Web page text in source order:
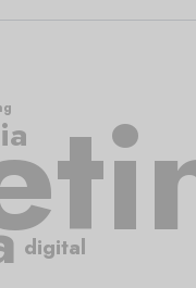
digital